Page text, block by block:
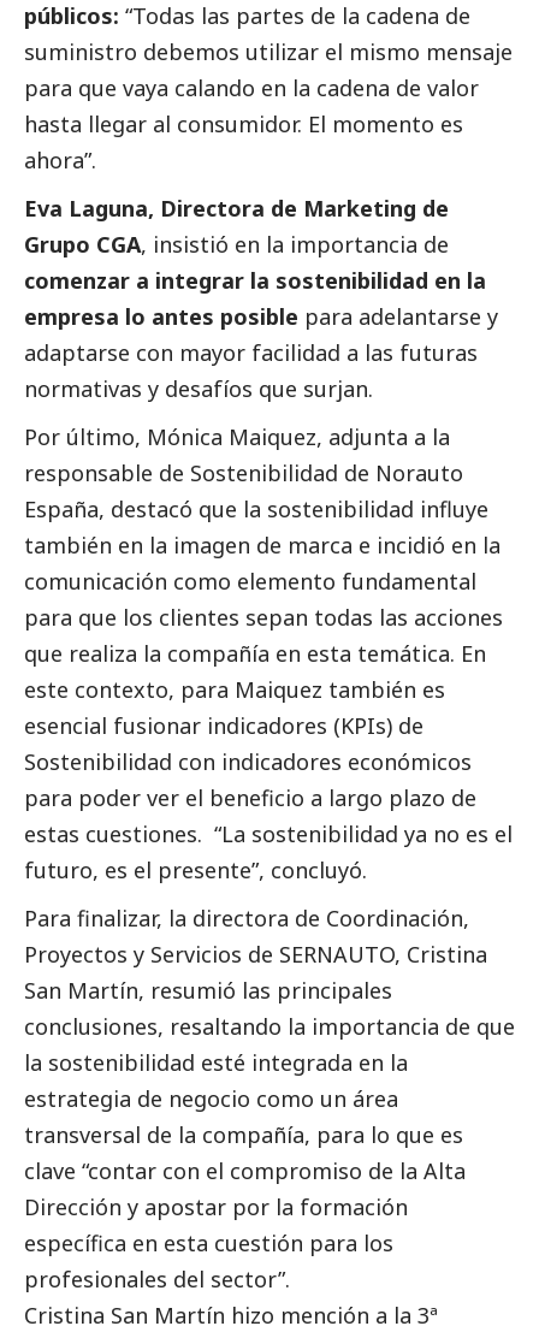
públicos: “Todas las partes de la cadena de
suministro debemos utilizar el mismo mensaje
para que vaya calando en la cadena de valor
hasta llegar al consumidor. El momento es
ahora”.
Eva Laguna, Directora de Marketing de
Grupo CGA, insistió en la importancia de
comenzar a integrar la sostenibilidad en la
empresa lo antes posible para adelantarse y
adaptarse con mayor facilidad a las futuras
normativas y desafíos que surjan.
Por último, Mónica Maiquez, adjunta a la
responsable de Sostenibilidad de Norauto
España, destacó que la sostenibilidad influye
también en la imagen de marca e incidió en la
comunicación como elemento fundamental
para que los clientes sepan todas las acciones
que realiza la compañía en esta temática. En
este contexto, para Maiquez también es
esencial fusionar indicadores (KPIs) de
Sostenibilidad con indicadores económicos
para poder ver el beneficio a largo plazo de
estas cuestiones. “La sostenibilidad ya no es el
futuro, es el presente”, concluyó.
Para finalizar, la directora de Coordinación,
Proyectos y Servicios de SERNAUTO, Cristina
San Martín, resumió las principales
conclusiones, resaltando la importancia de que
la sostenibilidad esté integrada en la
estrategia de negocio como un área
transversal de la compañía, para lo que es
clave “contar con el compromiso de la Alta
Dirección y apostar por la formación
específica en esta cuestión para los
profesionales del sector”.
Cristina San Martín hizo mención a la 3ª